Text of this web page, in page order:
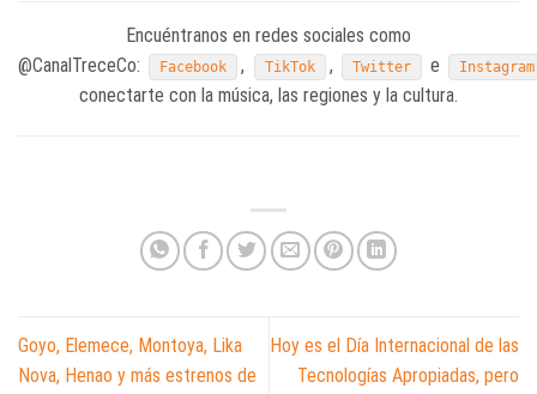
Encuéntranos en redes sociales como
@CanalTreceCo:
Facebook , TikTok , Twitter e Instagram
conectarte con la música, las regiones y la cultura.
Goyo, Elemece, Montoya, Lika
Nova, Henao y más estrenos de
Hoy es el Día Internacional de las
Tecnologías Apropiadas, pero